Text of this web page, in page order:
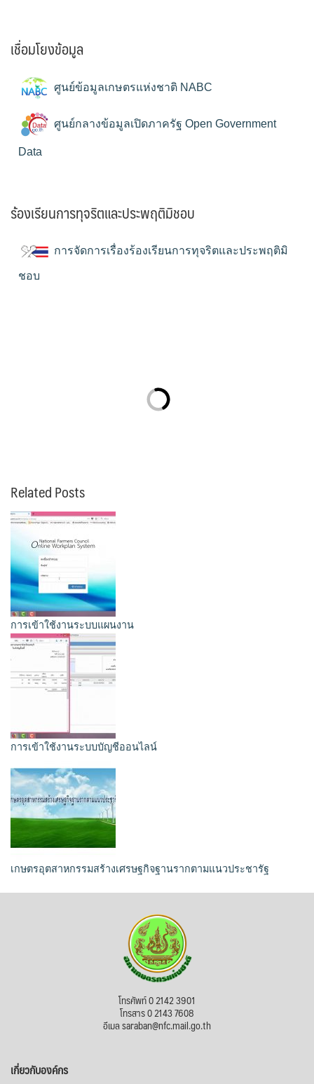
เชื่อมโยงข้อมูล
ศูนย์ข้อมูลเกษตรแห่งชาติ NABC
ศูนย์กลางข้อมูลเปิดภาครัฐ Open Government
Data
ร้องเรียนการทุจริตและประพฤติมิชอบ
การจัดการเรื่องร้องเรียนการทุจริตและประพฤติมิ
ชอบ
Related Posts
การเข้าใช้งานระบบแผนงาน
การเข้าใช้งานระบบบัญชีออนไลน์
เกษตรอุตสาหกรรมสร้างเศรษฐกิจฐานรากตามแนวประชารัฐ
โทรศัพท์ 0 2142 3901
โทรสาร 0 2143 7608
อีเมล saraban@nfc.mail.go.th
เกี่ยวกับองค์กร